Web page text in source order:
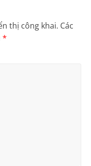
thị công khai. Các
*